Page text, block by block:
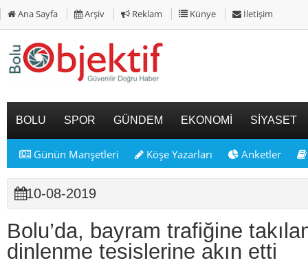
Ana Sayfa Arşiv Reklam Künye İletişim
BOLU SPOR GÜNDEM EKONOMİ SİYASET
Günün Manşetleri Köşe Yazarları Anketler
10-08-2019
Bolu’da, bayram trafiğine
dinlenme tesislerine akın etti